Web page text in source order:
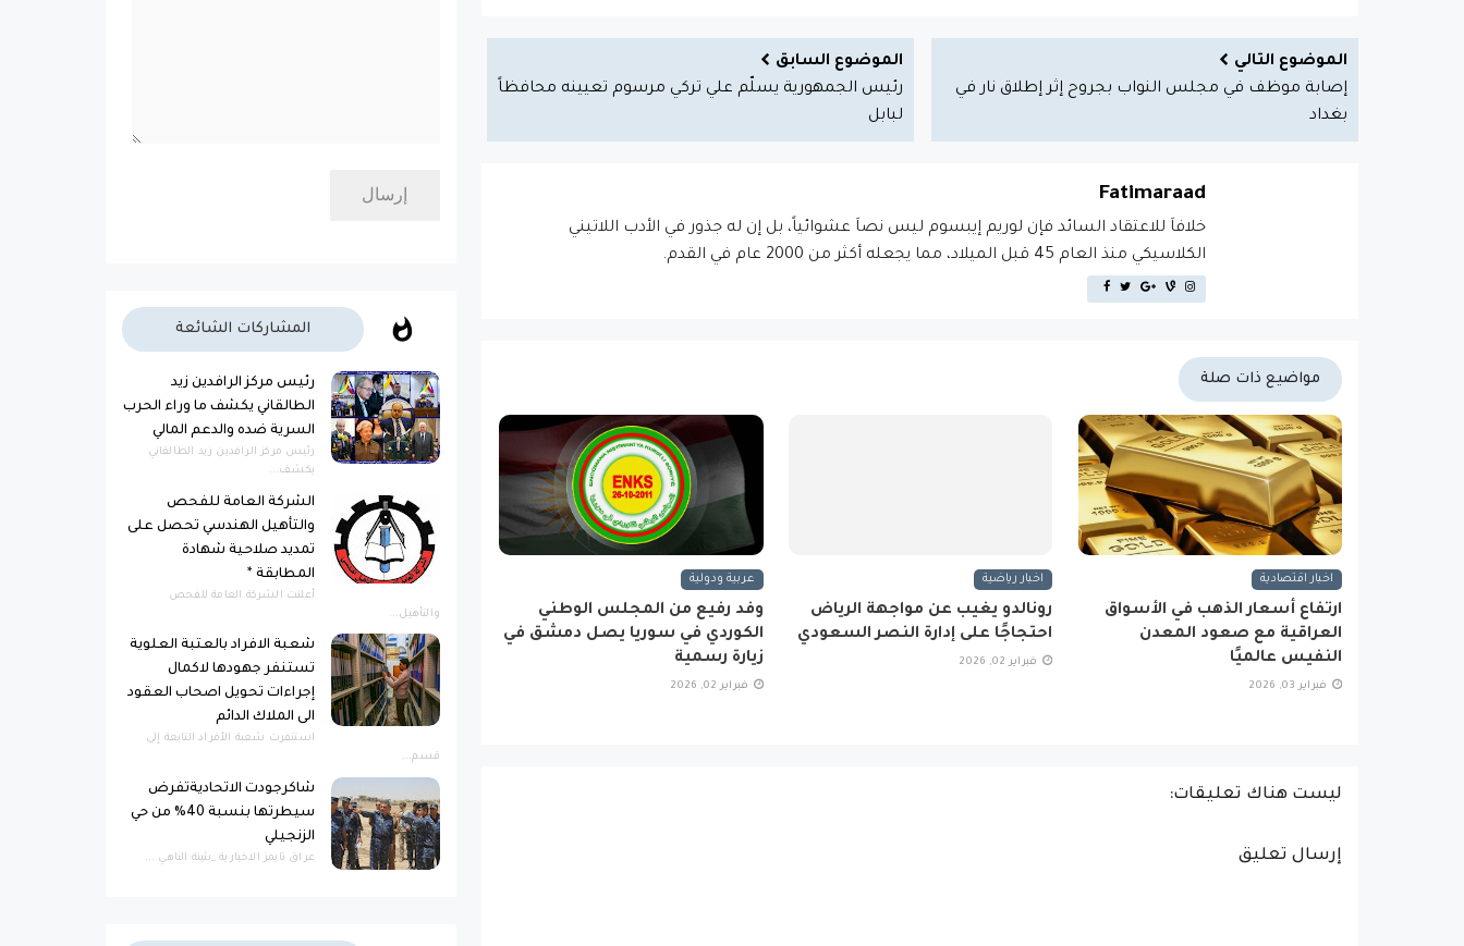
الموضوع التالي
إصابة موظف في مجلس النواب بجروح إثر إطلاق نار في
بغداد
الموضوع السابق
رئيس الجمهورية يسلّم علي تركي مرسوم تعيينه محافظاً
لبابل
Fatimaraad
خلافاَ للاعتقاد السائد فإن لوريم إيبسوم ليس نصاَ عشوائياً، بل إن له جذور في الأدب اللاتيني
الكلاسيكي منذ العام 45 قبل الميلاد، مما يجعله أكثر من 2000 عام في القدم.
مواضيع ذات صلة
اخبار اقتصادية
ارتفاع أسعار الذهب في الأسواق
العراقية مع صعود المعدن
النفيس عالميًا
فبراير 03, 2026
اخبار رياضية
رونالدو يغيب عن مواجهة الرياض
احتجاجًا على إدارة النصر السعودي
فبراير 02, 2026
عربية ودولية
وفد رفيع من المجلس الوطني
الكوردي في سوريا يصل دمشق في
زيارة رسمية
فبراير 02, 2026
ليست هناك تعليقات:
إرسال تعليق
المشاركات الشائعة
رئيس مركز الرافدين زيد
الطالقاني يكشف ما وراء الحرب
السرية ضده والدعم المالي
رئيس مركز الرافدين زيد الطالقاني
يكشف...
الشركة العامة للفحص
والتأهيل الهندسي تحصل على
تمديد صلاحية شهادة
المطابقة *
أعلنت الشركة العامة للفحص
والتأهيل...
شعبة الافراد بالعتبة العلوية
تستنفر جهودها لاكمال
إجراءات تحويل اصحاب العقود
الى الملاك الدائم
استنفرت شعبة الأفراد التابعة إلى
قسم...
شاكرجودت الاتحاديةتفرض
سيطرتها بنسبة 40% من حي
الزنجيلي
عراق تايمز الاخبارية _بثينة الناهي ...